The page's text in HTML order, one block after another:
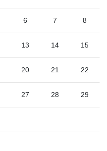
6 7 8
13 14 15
20 21 22
27 28 29